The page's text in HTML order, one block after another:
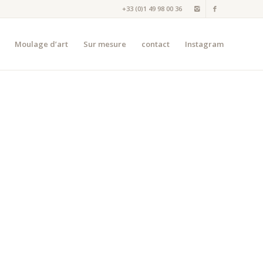
+33 (0)1 49 98 00 36
Moulage d’art Sur mesure contact Instagram